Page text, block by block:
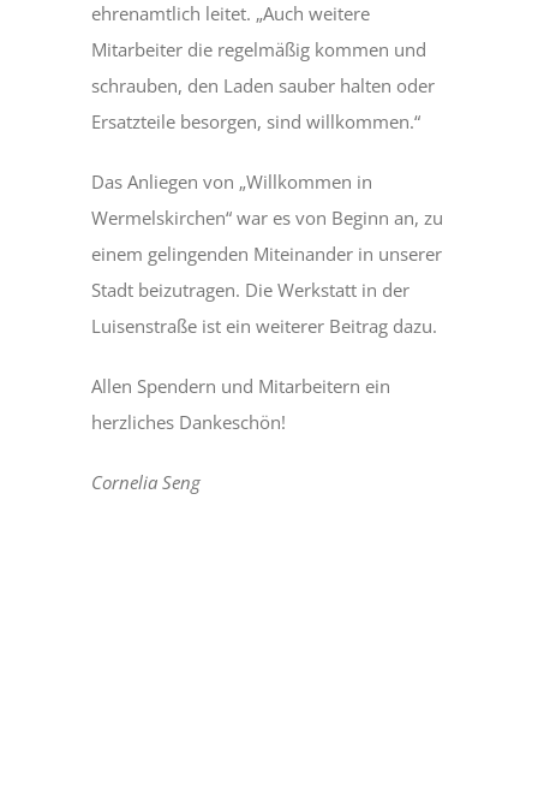
ehrenamtlich leitet. „Auch weitere
Mitarbeiter die regelmäßig kommen und
schrauben, den Laden sauber halten oder
Ersatzteile besorgen, sind willkommen.“
Das Anliegen von „Willkommen in
Wermelskirchen“ war es von Beginn an, zu
einem gelingenden Miteinander in unserer
Stadt beizutragen. Die Werkstatt in der
Luisenstraße ist ein weiterer Beitrag dazu.
Allen Spendern und Mitarbeitern ein
herzliches Dankeschön!
Cornelia Seng